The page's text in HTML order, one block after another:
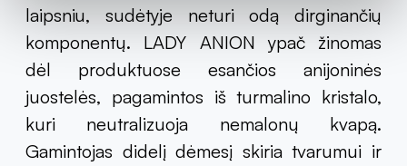
laipsniu, sudėtyje neturi odą dirginančių
komponentų. LADY ANION ypač žinomas
dėl produktuose esančios anijoninės
juostelės, pagamintos iš turmalino kristalo,
kuri neutralizuoja nemalonų kvapą.
Gamintojas didelį dėmesį skiria tvarumui ir